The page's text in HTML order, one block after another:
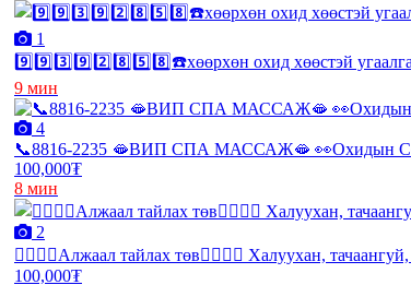
1
9️⃣9️⃣3️⃣9️⃣2️⃣8️⃣5️⃣8️⃣☎️хөөрхөн охид хөөстэй
9 мин
4
📞8816-2235 🫦ВИП СПА МАССАЖ🫦 👀Охидын
100,000₮
8 мин
2
❤️‍🔥❤️‍🔥Алжаал тайлах төв❤️‍🔥❤️‍🔥 Халуухан,
100,000₮